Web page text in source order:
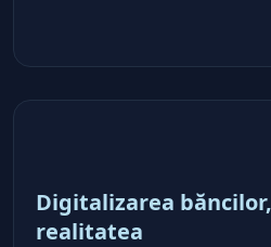
Digitalizarea
realitatea